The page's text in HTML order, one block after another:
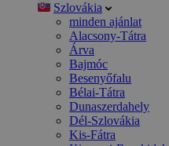
Szlovákia
minden ajánlat
Alacsony-Tátra
Árva
Bajmóc
Besenyőfalu
Bélai-Tátra
Dunaszerdahely
Dél-Szlovákia
Kis-Fátra